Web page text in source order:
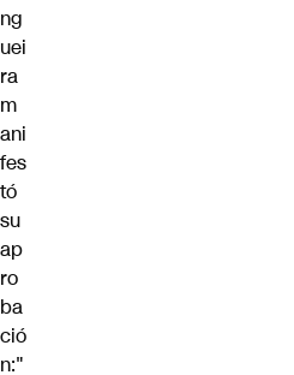
ng
uei
ra
m
ani
fes
tó
su
ap
ro
ba
ció
n:"